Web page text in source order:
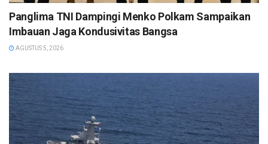
Panglima TNI Dampingi Menko Polkam Sampaikan
Imbauan Jaga Kondusivitas Bangsa
AGUSTUS 5, 2026